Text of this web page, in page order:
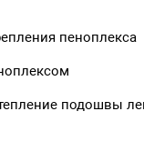
пеноплекса
подошвы